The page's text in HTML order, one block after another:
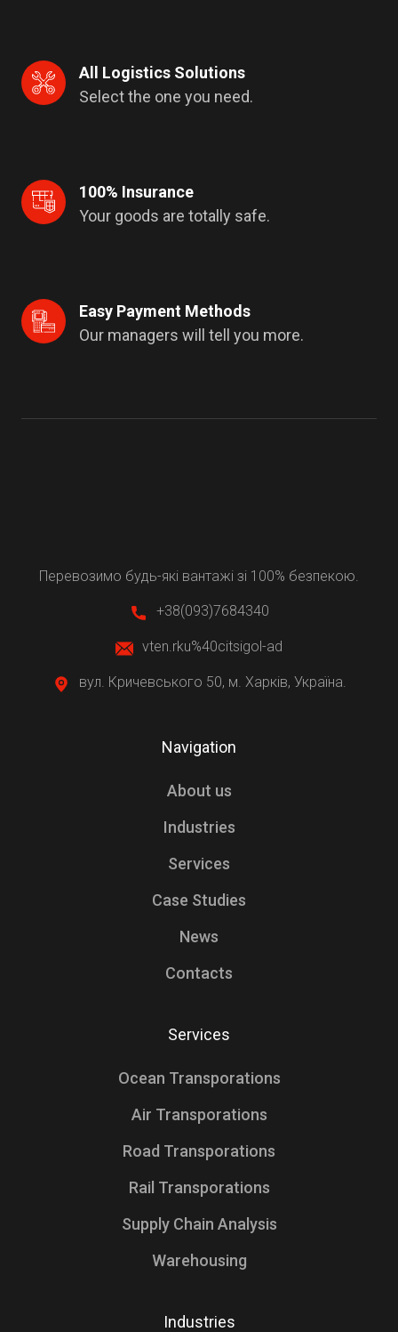
All Logistics Solutions
Select the one you need.
100% Insurance
Your goods are totally safe.
Easy Payment Methods
Our managers will tell you more.
Перевозимо будь-які вантажі зі 100% безпекою.
+38(093)7684340
vten.rku%40citsigol-ad
вул. Кричевського 50, м. Харків, Україна.
Navigation
About us
Industries
Services
Case Studies
News
Contacts
Services
Ocean Transporations
Air Transporations
Road Transporations
Rail Transporations
Supply Chain Analysis
Warehousing
Industries